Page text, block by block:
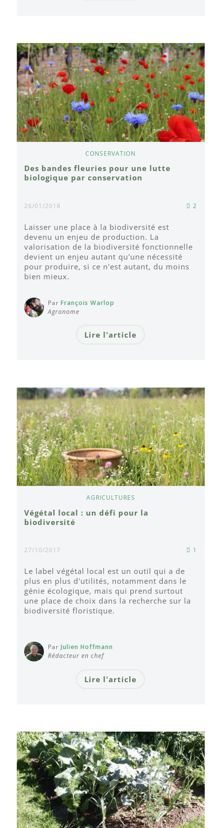
CONSERVATION
Des bandes fleuries pour une lutte
biologique par conservation
26/01/2018 2
Laisser une place à la biodiversité est
devenu un enjeu de production. La
valorisation de la biodiversité fonctionnelle
devient un enjeu autant qu'une nécessité
pour produire, si ce n'est autant, du moins
bien mieux.
Par François Warlop
Agronome
Lire l'article
AGRICULTURES
Végétal local : un défi pour la
biodiversité
27/10/2017 1
Le label végétal local est un outil qui a de
plus en plus d'utilités, notamment dans le
génie écologique, mais qui prend surtout
une place de choix dans la recherche sur la
biodiversité floristique.
Par Julien Hoffmann
Rédacteur en chef
Lire l'article